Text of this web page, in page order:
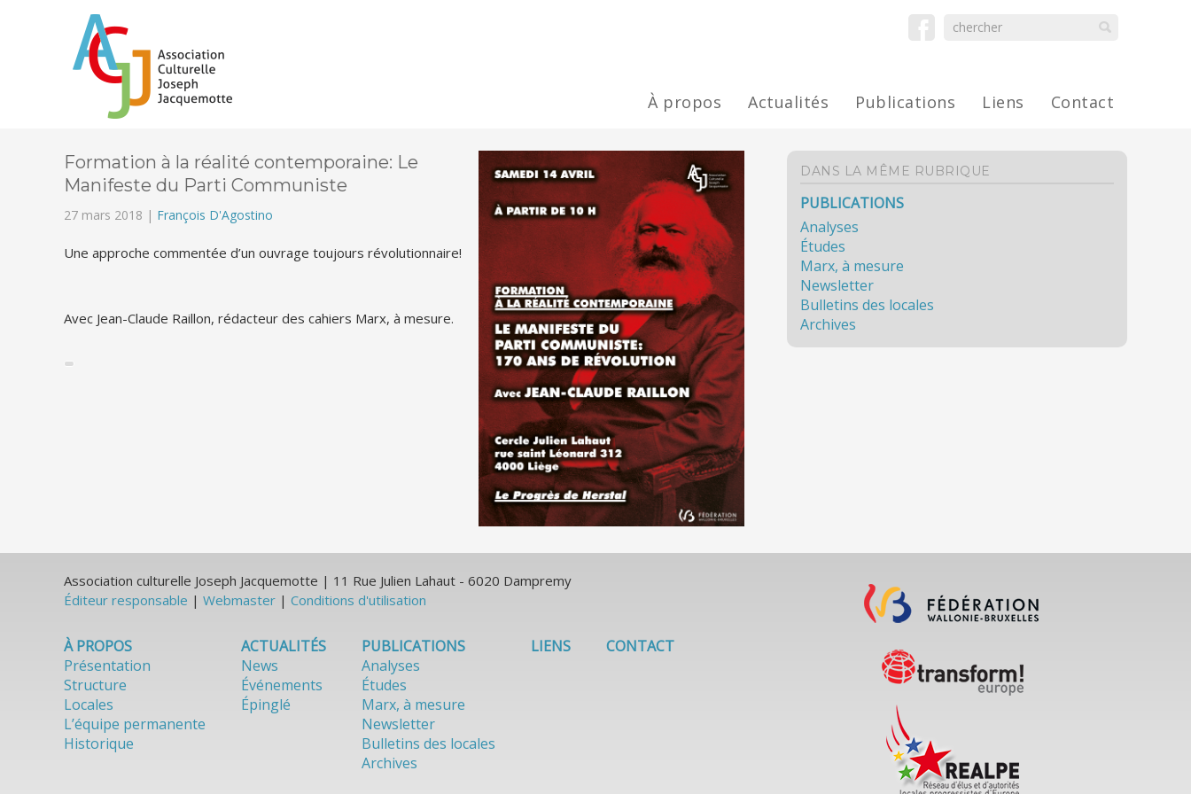
À propos Actualités Publications Liens Contact
Formation à la réalité contemporaine: Le
Manifeste du Parti Communiste
27 mars 2018 | François D'Agostino
Une approche commentée d’un ouvrage toujours révolutionnaire!
Avec Jean-Claude Raillon, rédacteur des cahiers Marx, à mesure.
DANS LA MÊME RUBRIQUE
PUBLICATIONS
Analyses
Études
Marx, à mesure
Newsletter
Bulletins des locales
Archives
Association culturelle Joseph Jacquemotte | 11 Rue Julien Lahaut - 6020 Dampremy
Éditeur responsable | Webmaster | Conditions d'utilisation
À PROPOS
Présentation
Structure
Locales
L’équipe permanente
Historique
ACTUALITÉS
News
Événements
Épinglé
PUBLICATIONS
Analyses
Études
Marx, à mesure
Newsletter
Bulletins des locales
Archives
LIENS CONTACT